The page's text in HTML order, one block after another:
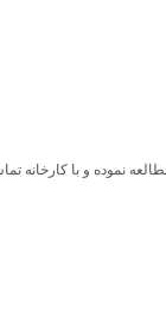
نموده و با کارخانه